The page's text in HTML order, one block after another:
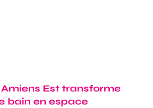
Est transforme
bain en espace